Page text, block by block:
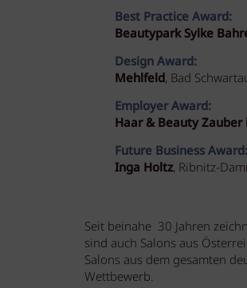
Best Practice Award:
Beautypark Sylke
Design Award:
Mehlfeld, Bad
Employer Award:
Haar & Beauty
Future Business Award:
Inga Holtz, Ribnitz-
Seit beinahe 30 Jahren
sind auch Salons aus
Salons aus dem gesamten
Wettbewerb.